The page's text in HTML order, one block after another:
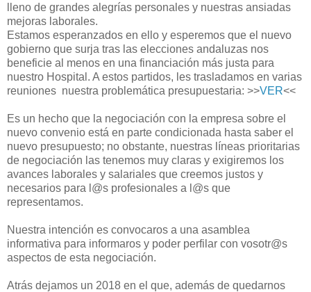
lleno de grandes alegrías personales y nuestras ansiadas
mejoras laborales.
Estamos esperanzados en ello y esperemos que el nuevo
gobierno que surja tras las elecciones andaluzas nos
beneficie al menos en una financiación más justa para
nuestro Hospital. A estos partidos, les trasladamos en varias
reuniones nuestra problemática presupuestaria: >>VER<<
Es un hecho que la negociación con la empresa sobre el
nuevo convenio está en parte condicionada hasta saber el
nuevo presupuesto; no obstante, nuestras líneas prioritarias
de negociación las tenemos muy claras y exigiremos los
avances laborales y salariales que creemos justos y
necesarios para l@s profesionales a l@s que
representamos.
Nuestra intención es convocaros a una asamblea
informativa para informaros y poder perfilar con vosotr@s
aspectos de esta negociación.
Atrás dejamos un 2018 en el que, además de quedarnos